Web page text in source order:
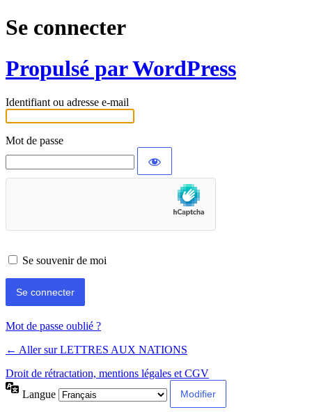
Se connecter
Propulsé par WordPress
Identifiant ou adresse e-mail
Mot de passe
Se souvenir de moi
Alternative:
Mot de passe oublié ?
← Aller sur LETTRES AUX NATIONS
Droit de rétractation, mentions légales et CGV
Langue